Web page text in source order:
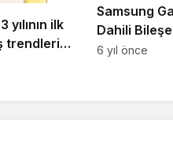
ilk
trendlerini
Samsung
Dahili
İçin
6 yıl önce